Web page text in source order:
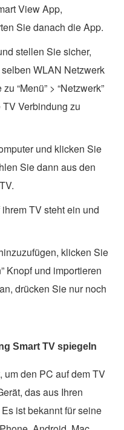
View App,
Sie danach die App.
stellen Sie sicher,
WLAN Netzwerk
“Menü” > “Netzwerk”
TV Verbindung zu
und klicken Sie
Sie dann aus den
TV steht ein und
klicken Sie
Knopf und importieren
drücken Sie nur noch
Smart TV spiegeln
um den PC auf dem TV
das aus Ihren
ist bekannt für seine